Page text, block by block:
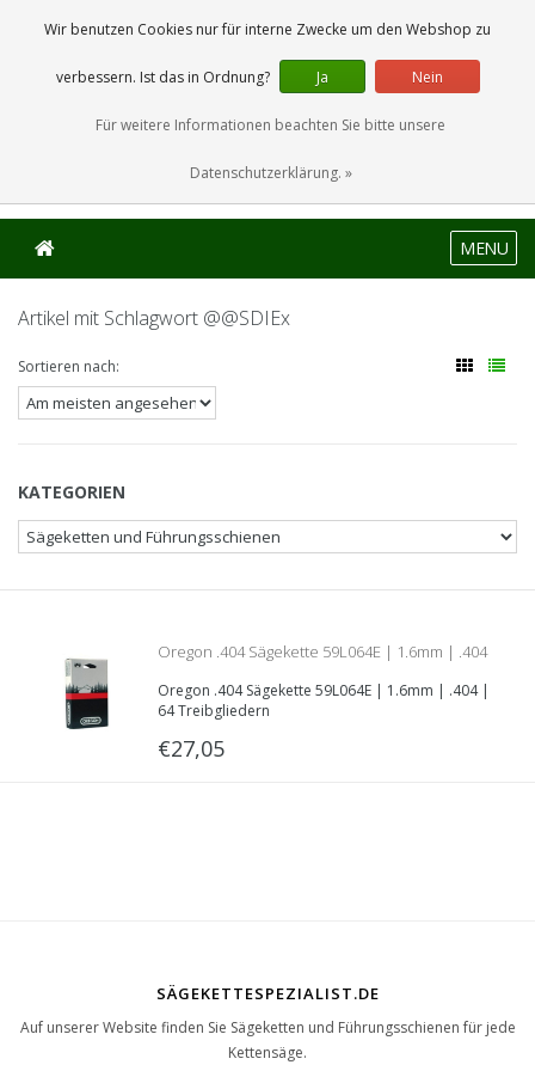
0 Artikel
MENU
Artikel mit Schlagwort @@SDIEx
Sortieren nach:
KATEGORIEN
Oregon .404 Sägekette 59L064E | 1.6mm | .404
| 64 Treibgliedern
Oregon .404 Sägekette 59L064E | 1.6mm | .404 |
64 Treibgliedern
€27,05
SÄGEKETTESPEZIALIST.DE
Auf unserer Website finden Sie Sägeketten und Führungsschienen für jede
Kettensäge.
Wir benutzen Cookies nur für interne Zwecke um den Webshop zu
verbessern. Ist das in Ordnung? Ja Nein
Für weitere Informationen beachten Sie bitte unsere
Datenschutzerklärung. »